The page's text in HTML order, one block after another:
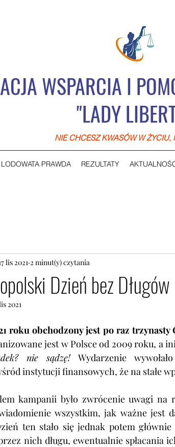
WSPARCIA I
"LADY
NIE CHCESZ KWASÓW W ŻYCIU,
LODOWATA PRAWDA REZULTATY
Dzień bez Długów
lis 2021 2 minut(y) czytania
2021
jest w Polsce od 2009 roku, a
nie sądzę!
Wydarzenie
instytucji finansowych, że na stałe
kampanii było zwrócenie uwagi na
wszystkim, jak ważne jest
ten stało się jednak potem głównie
nich długu, ewentualnie spłacania